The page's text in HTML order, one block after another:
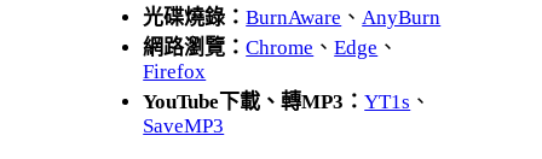
光碟燒錄：BurnAware 、 AnyBurn
網路瀏覽：Chrome 、Edge 、
Firefox
YouTube下載、轉MP3：YT1s 、
SaveMP3